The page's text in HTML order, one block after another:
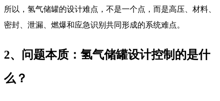
所以，氢气储罐的设计难点，不是一个点，而是高压、材料、
密封、泄漏、燃爆和应急识别共同形成的系统难点。
2、问题本质：氢气储罐设计控制的是什
么？